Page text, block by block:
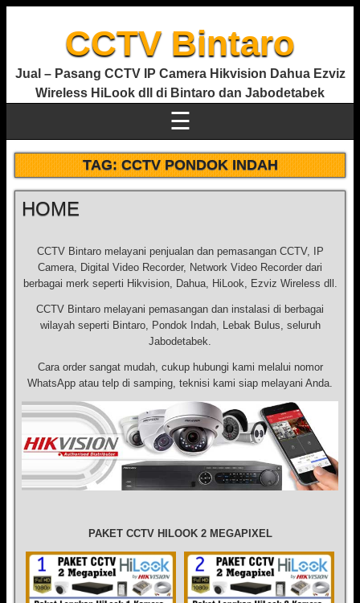
CCTV Bintaro
Jual – Pasang CCTV IP Camera Hikvision Dahua Ezviz
Wireless HiLook dll di Bintaro dan Jabodetabek
☰
TAG:CCTV PONDOK INDAH
HOME
CCTV Bintaro melayani penjualan dan pemasangan CCTV, IP
Camera, Digital Video Recorder, Network Video Recorder dari
berbagai merk seperti Hikvision, Dahua, HiLook, Ezviz Wireless dll.
CCTV Bintaro melayani pemasangan dan instalasi di berbagai
wilayah seperti Bintaro, Pondok Indah, Lebak Bulus, seluruh
Jabodetabek.
Cara order sangat mudah, cukup hubungi kami melalui nomor
WhatsApp atau telp di samping, teknisi kami siap melayani Anda.
PAKET CCTV HILOOK 2 MEGAPIXEL